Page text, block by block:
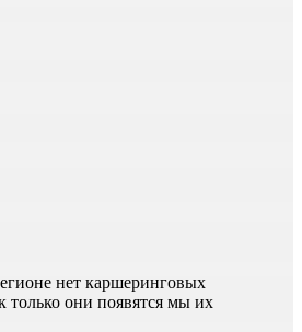
нет каршеринговых
только они появятся мы их